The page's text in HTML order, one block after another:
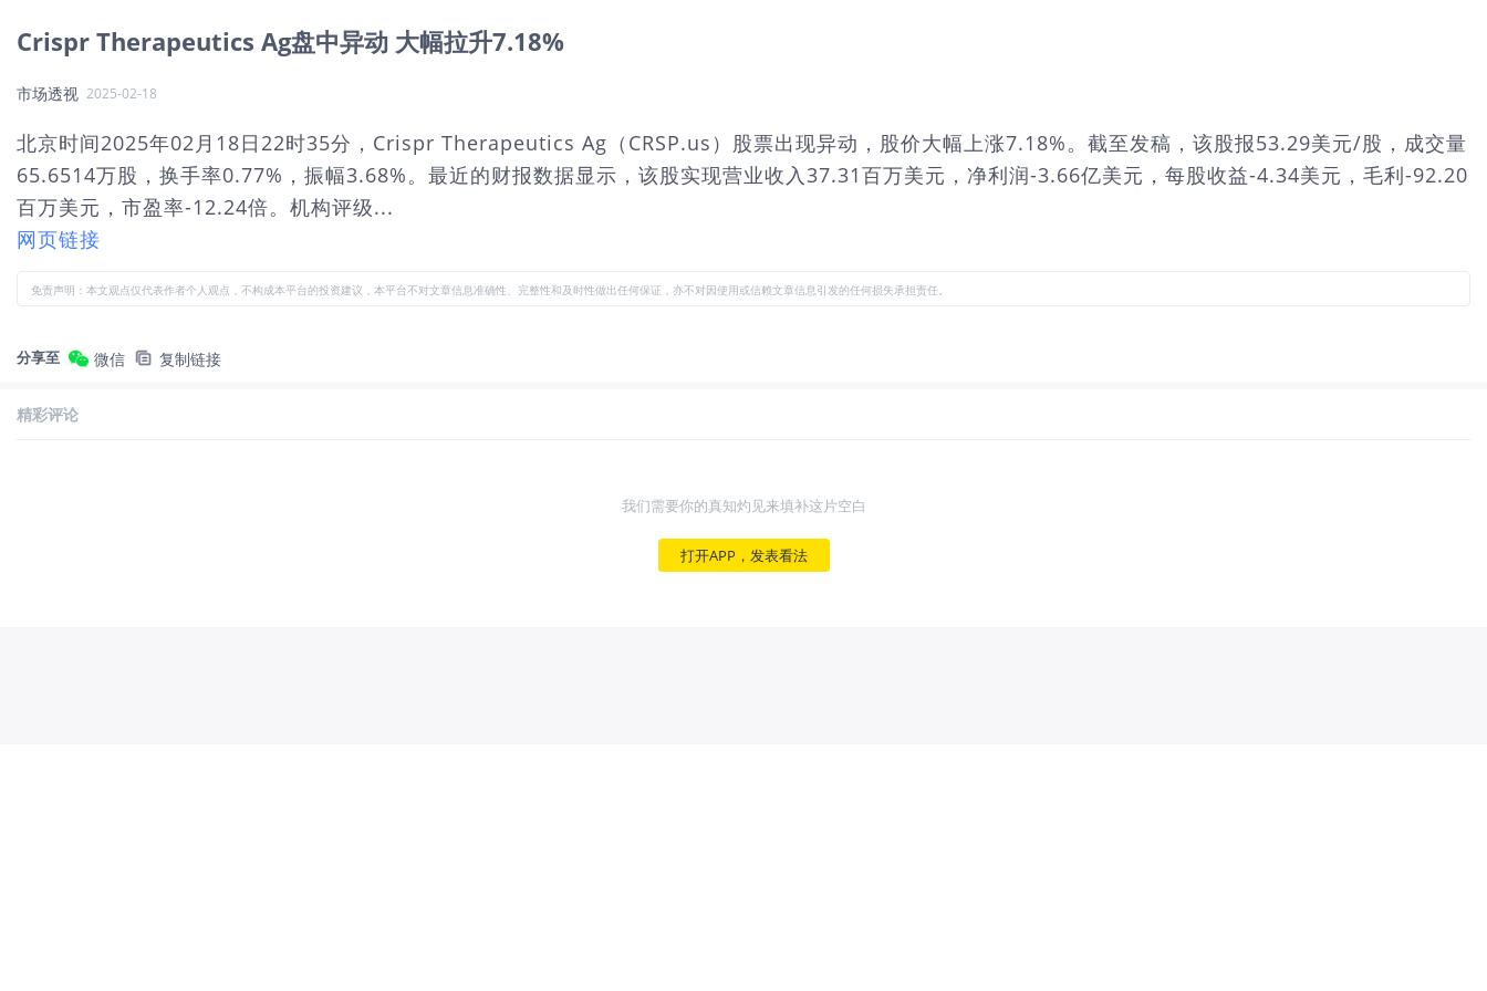
Crispr Therapeutics Ag盘中异动 大幅拉升7.18%
市场透视 2025-02-18
北京时间2025年02月18日22时35分，Crispr Therapeutics Ag（CRSP.us）股票出现异动，股价大幅上涨7.18%。截至发稿，该股报53.29美元/股，成交量
65.6514万股，换手率0.77%，振幅3.68%。最近的财报数据显示，该股实现营业收入37.31百万美元，净利润-3.66亿美元，每股收益-4.34美元，毛利-92.20
百万美元，市盈率-12.24倍。机构评级...
网页链接
免责声明：本文观点仅代表作者个人观点，不构成本平台的投资建议，本平台不对文章信息准确性、完整性和及时性做出任何保证，亦不对因使用或信赖文章信息引发的任何损失承担责任。
分享至 微信 复制链接
精彩评论
我们需要你的真知灼见来填补这片空白
打开APP，发表看法